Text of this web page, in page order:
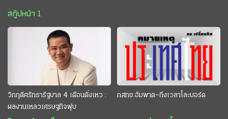
สกู๊ปหน้า 1
วิกฤติศรัทธารัฐบาล 4 เดือนดิ่งเหว :
ผลงานเหลวเศรษฐกิจฟุบ
กสทช.อัมพาต–ถึงเวลาโละบอร์ด